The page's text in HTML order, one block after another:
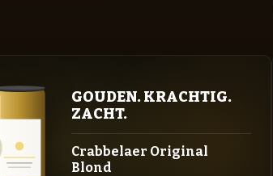
GOUDEN. KRACHTIG.
ZACHT.
Crabbelaer Original
Blond